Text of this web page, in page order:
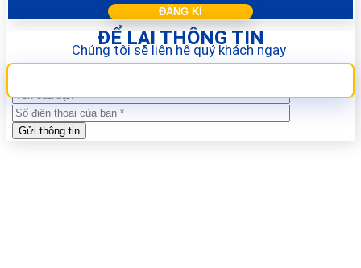
ĐỂ LẠI THÔNG TIN
Chúng tôi sẽ liên hệ quý khách ngay